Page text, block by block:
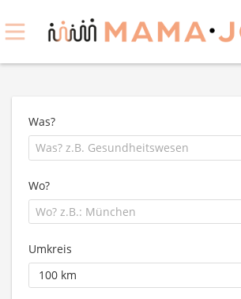
Was?
Wo?
Umkreis